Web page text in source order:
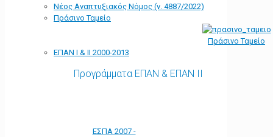
Νέος Αναπτυξιακός Νόμος (ν. 4887/2022)
Πράσινο Ταμείο
Πράσινο Ταμείο
ΕΠΑΝ Ι & ΙΙ 2000-2013
Προγράμματα ΕΠΑΝ & ΕΠΑΝ ΙΙ
ΕΣΠΑ 2007 -